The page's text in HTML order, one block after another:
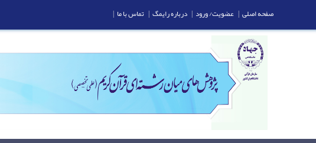
صفحه اصلی | عضویت/ ورود | درباره رایمگ | تماس با ما |